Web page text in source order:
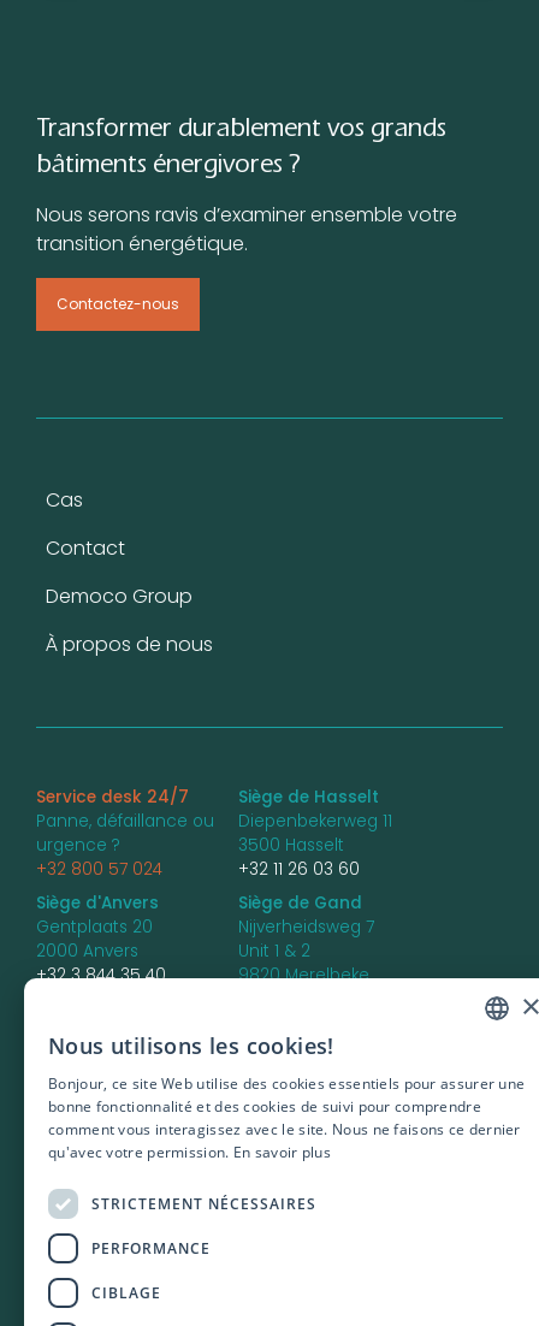
Pied de page
Cas
Contact
Democo Group
À propos de nous
Service desk 24/7
Panne, défaillance ou
urgence ?
+32 800 57 024
Siège de Hasselt
Diepenbekerweg 11
3500 Hasselt
+32 11 26 03 60
Siège d'Anvers
Gentplaats 20
2000 Anvers
+32 3 844 35 40
Siège de Gand
Nijverheidsweg 7
Unit 1 & 2
9820 Merelbeke
Siège de Bruges
Dirk Martensstraat 4 -
unit 7
8200 Bruges
Transformer durablement vos grands
bâtiments énergivores ?
Nous serons ravis d’examiner ensemble votre
transition énergétique.
Contactez-nous
PRIVACY
ENGLISH
FRENCH
Nous utilisons les cookies!
Bonjour, ce site Web utilise des cookies essentiels pour assurer une
bonne fonctionnalité et des cookies de suivi pour comprendre
comment vous interagissez avec le site. Nous ne faisons ce dernier
qu'avec votre permission. En savoir plus
STRICTEMENT NÉCESSAIRES
PERFORMANCE
CIBLAGE